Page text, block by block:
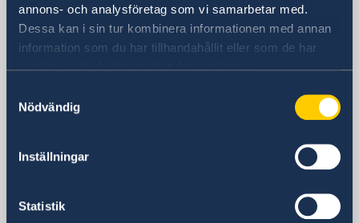
annons- och analysföretag som vi samarbetar med.
Dessa kan i sin tur kombinera informationen med annan
information som du har tillhandahållit eller som de har
samlat in när du har använt deras tjänster.
Nödvändig
Inställningar
Statistik
Sveriges ambassad
Besöksadress
Piazza Rio de Janeiro, 3
Postadress
Piazza Rio de Janeiro, 3